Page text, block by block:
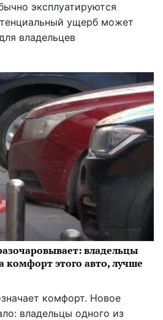
эксплуатируются
ущерб может
владельцев
владельцы
комфорт этого авто, лучше
комфорт. Новое
владельцы одного из